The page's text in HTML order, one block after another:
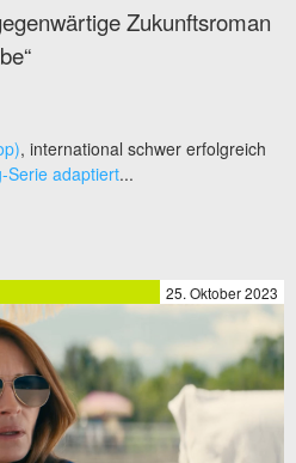
Zukunftsroman
, international schwer erfolgreich
Serie adaptiert...
25. Oktober 2023